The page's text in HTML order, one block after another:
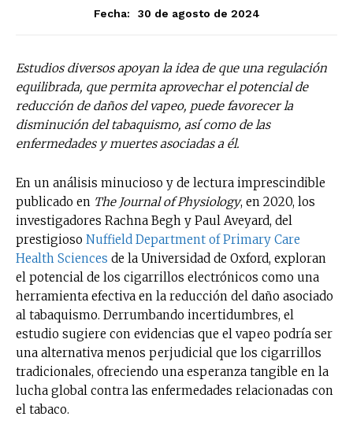
Fecha:
30 de agosto de 2024
Estudios diversos apoyan la idea de que una regulación
equilibrada, que permita aprovechar el potencial de
reducción de daños del vapeo, puede favorecer la
disminución del tabaquismo, así como de las
enfermedades y muertes asociadas a él.
En un análisis minucioso y de lectura imprescindible
publicado en The Journal of Physiology, en 2020, los
investigadores Rachna Begh y Paul Aveyard, del
prestigioso Nuffield Department of Primary Care
Health Sciences de la Universidad de Oxford, exploran
el potencial de los cigarrillos electrónicos como una
herramienta efectiva en la reducción del daño asociado
al tabaquismo. Derrumbando incertidumbres, el
estudio sugiere con evidencias que el vapeo podría ser
una alternativa menos perjudicial que los cigarrillos
tradicionales, ofreciendo una esperanza tangible en la
lucha global contra las enfermedades relacionadas con
el tabaco.